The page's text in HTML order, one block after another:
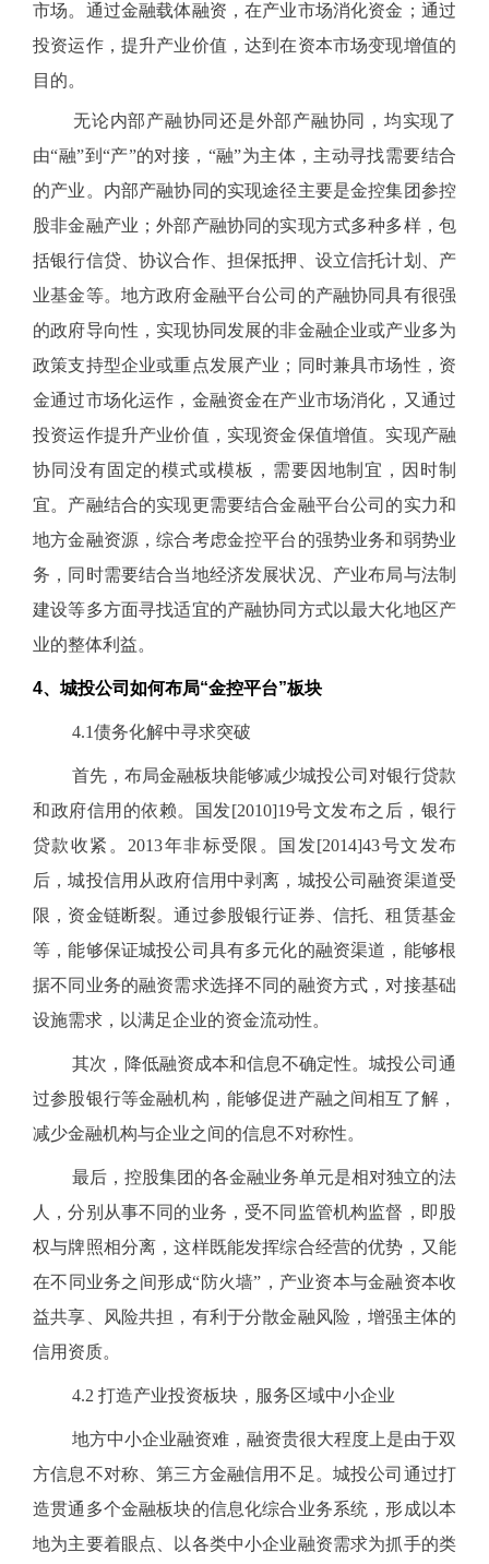
市场。通过金融载体融资，在产业市场消化资金；通过
投资运作，提升产业价值，达到在资本市场变现增值的
目的。
无论内部产融协同还是外部产融协同，均实现了
由“融”到“产”的对接，“融”为主体，主动寻找需要结合
的产业。内部产融协同的实现途径主要是金控集团参控
股非金融产业；外部产融协同的实现方式多种多样，包
括银行信贷、协议合作、担保抵押、设立信托计划、产
业基金等。地方政府金融平台公司的产融协同具有很强
的政府导向性，实现协同发展的非金融企业或产业多为
政策支持型企业或重点发展产业；同时兼具市场性，资
金通过市场化运作，金融资金在产业市场消化，又通过
投资运作提升产业价值，实现资金保值增值。实现产融
协同没有固定的模式或模板，需要因地制宜，因时制
宜。产融结合的实现更需要结合金融平台公司的实力和
地方金融资源，综合考虑金控平台的强势业务和弱势业
务，同时需要结合当地经济发展状况、产业布局与法制
建设等多方面寻找适宜的产融协同方式以最大化地区产
业的整体利益。
4、城投公司如何布局“金控平台”板块
4.1债务化解中寻求突破
首先，布局金融板块能够减少城投公司对银行贷款
和政府信用的依赖。国发[2010]19号文发布之后，银行
贷款收紧。2013年非标受限。国发[2014]43号文发布
后，城投信用从政府信用中剥离，城投公司融资渠道受
限，资金链断裂。通过参股银行证券、信托、租赁基金
等，能够保证城投公司具有多元化的融资渠道，能够根
据不同业务的融资需求选择不同的融资方式，对接基础
设施需求，以满足企业的资金流动性。
其次，降低融资成本和信息不确定性。城投公司通
过参股银行等金融机构，能够促进产融之间相互了解，
减少金融机构与企业之间的信息不对称性。
最后，控股集团的各金融业务单元是相对独立的法
人，分别从事不同的业务，受不同监管机构监督，即股
权与牌照相分离，这样既能发挥综合经营的优势，又能
在不同业务之间形成“防火墙”，产业资本与金融资本收
益共享、风险共担，有利于分散金融风险，增强主体的
信用资质。
4.2 打造产业投资板块，服务区域中小企业
地方中小企业融资难，融资贵很大程度上是由于双
方信息不对称、第三方金融信用不足。城投公司通过打
造贯通多个金融板块的信息化综合业务系统，形成以本
地为主要着眼点、以各类中小企业融资需求为抓手的类